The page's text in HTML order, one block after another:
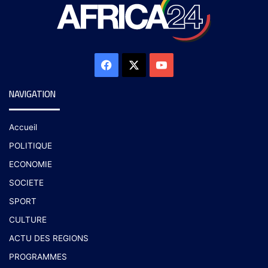
NAVIGATION
Accueil
POLITIQUE
ECONOMIE
SOCIETE
SPORT
CULTURE
ACTU DES REGIONS
PROGRAMMES